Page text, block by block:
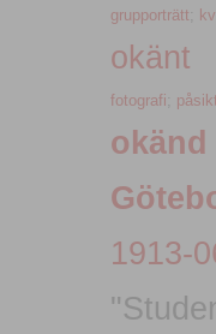
grupporträtt
okänt
fotografi
okänd
1913-